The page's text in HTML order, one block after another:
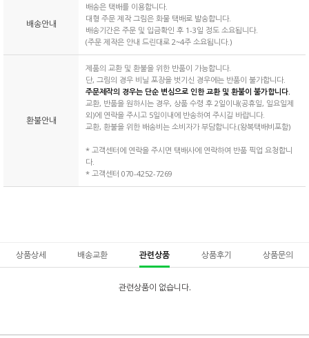
배송안내
배송은 택배를 이용합니다.
대형 주문 제작 그림은 화물 택배로 발송합니다.
배송기간은 주문 및 입금확인 후 1-3일 정도 소요됩니다.
(주문 제작은 안내 드린대로 2~4주 소요됩니다.)
환불안내
제품의 교환 및 환불을 위한 반품이 가능합니다.
단, 그림의 경우 비닐 포장을 벗기신 경우에는 반품이 불가합니다.
주문제작의 경우는 단순 변심으로 인한 교환 및 환불이 불가합니다.
교환, 반품을 원하시는 경우, 상품 수령 후 2일이내(공휴일, 일요일제
외)에 연락을 주시고 5일이내에 반송하여 주시길 바랍니다.
교환, 환불을 위한 배송비는 소비자가 부담합니다.(왕복택배비포함)
* 고객센터에 연락을 주시면 택배사에 연락하여 반품 픽업 요청합니
다.
* 고객센터 070-4252-7269
상품상세 배송교환 관련상품 상품후기 상품문의
관련상품이 없습니다.